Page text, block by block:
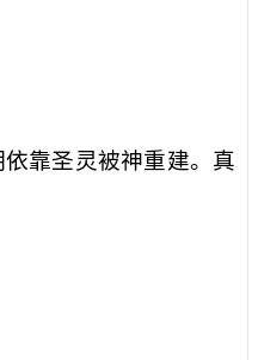
靠圣灵被神重建。真